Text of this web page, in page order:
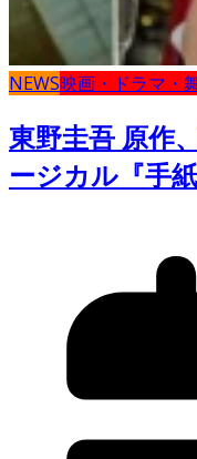
NEWS映画・ドラマ・
東野圭吾 原作
ージカル『手